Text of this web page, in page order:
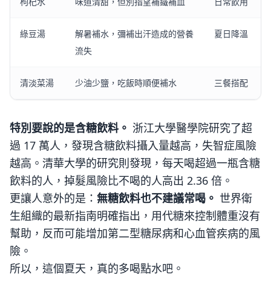
綠豆湯
解暑補水，彌補出汗造成的營養
流失
夏日降溫
清淡菜湯 少油少鹽，吃飯時順便補水 三餐搭配
特別要說的是含糖飲料。 浙江大學醫學院研究了超
過 17 萬人，發現含糖飲料攝入量越高，失智症風險
越高。清華大學的研究則發現，每天喝超過一瓶含糖
飲料的人，掉髮風險比不喝的人高出 2.36 倍。
更讓人意外的是： 無糖飲料也不建議常喝。 世界衛
生組織的最新指南明確指出，用代糖來控制體重沒有
幫助，反而可能增加第二型糖尿病和心血管疾病的風
險。
所以，這個夏天，真的多喝點水吧。